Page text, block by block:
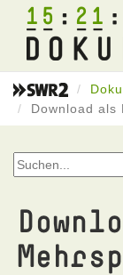
15 21
Download als